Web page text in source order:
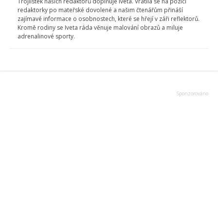
redaktorky po mateřské dovolené a našim čtenářům přináší
zajímavé informace o osobnostech, které se hřejí v záři reflektorů.
Kromě rodiny se Iveta ráda věnuje malování obrazů a miluje
adrenalinové sporty.